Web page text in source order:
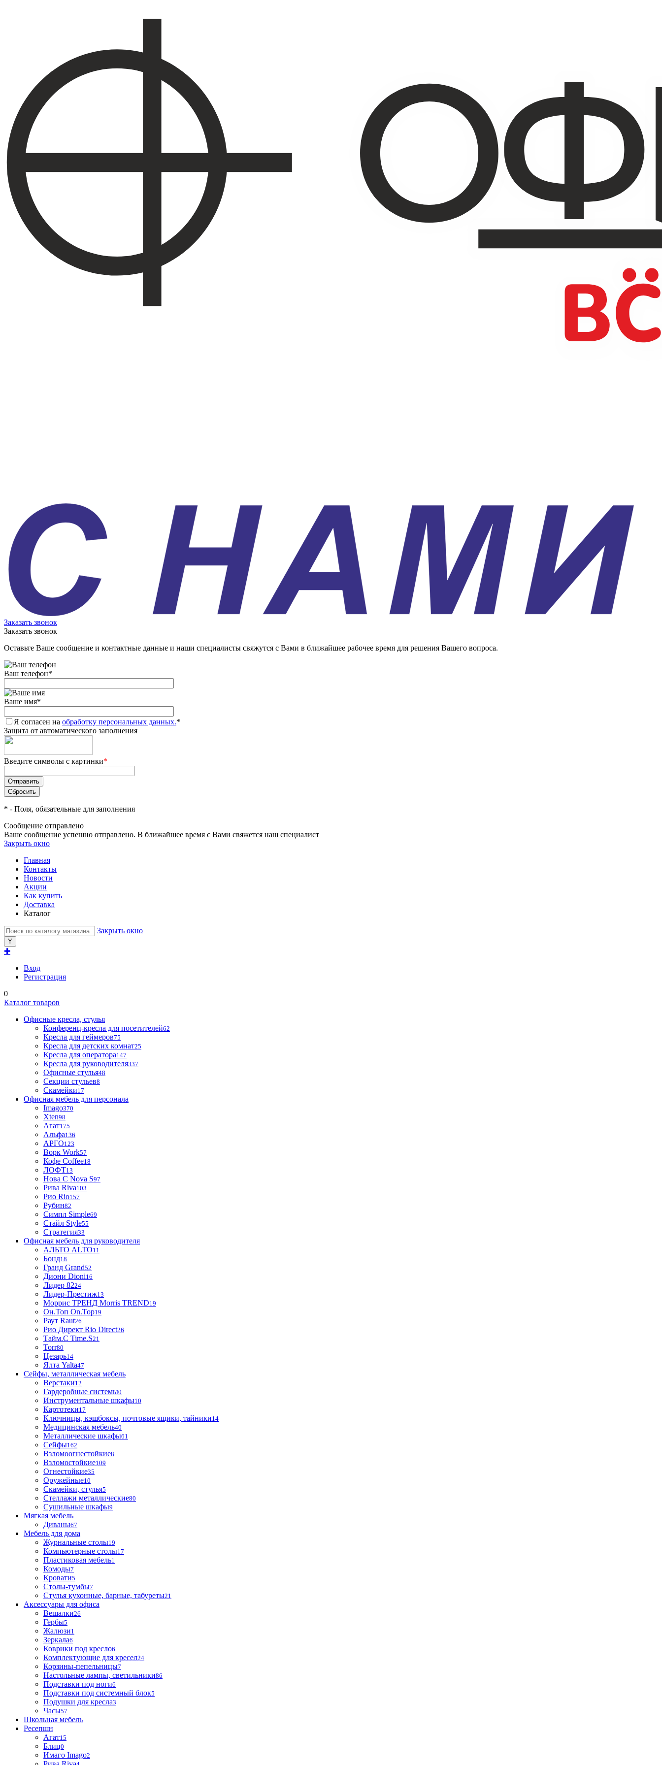
Заказать звонок
Заказать звонок
Оставьте Ваше сообщение и контактные данные и наши специалисты свяжутся с Вами в ближайшее рабочее время для решения Вашего вопроса.
Ваш телефон*
Ваше имя*
Я согласен на обработку персональных данных.*
Защита от автоматического заполнения
Введите символы с картинки*
* - Поля, обязательные для заполнения
Сообщение отправлено
Ваше сообщение успешно отправлено. В ближайшее время с Вами свяжется наш специалист
Закрыть окно
Главная
Контакты
Новости
Акции
Как купить
Доставка
Каталог
Закрыть окно
✚
Вход
Регистрация
0
Каталог товаров
Офисные кресла, стулья
Конференц-кресла для посетителей62
Кресла для геймеров75
Кресла для детских комнат25
Кресла для оператора147
Кресла для руководителя337
Офисные стулья48
Секции стульев8
Скамейки17
Офисная мебель для персонала
Imago370
Xten98
Агат175
Альфа136
АРГО123
Ворк Work57
Кофе Coffee18
ЛОФТ13
Нова С Nova S97
Рива Riva103
Рио Rio157
Рубин82
Симпл Simple69
Стайл Style55
Стратегия33
Офисная мебель для руководителя
АЛЬТО ALTO11
Бонд18
Гранд Grand52
Диони Dioni16
Лидер 8224
Лидер-Престиж13
Моррис ТРЕНД Morris TREND19
Он.Топ On.Top19
Раут Raut26
Рио Директ Rio Direct26
Тайм.С Time.S21
Torr80
Цезарь14
Ялта Yalta47
Сейфы, металлическая мебель
Верстаки12
Гардеробные системы0
Инструментальные шкафы10
Картотеки17
Ключницы, кэшбоксы, почтовые ящики, тайники14
Медицинская мебель40
Металлические шкафы61
Сейфы162
Взломоогнестойкие8
Взломостойкие109
Огнестойкие35
Оружейные10
Скамейки, стулья5
Стеллажи металлические80
Сушильные шкафы9
Мягкая мебель
Диваны67
Мебель для дома
Журнальные столы19
Компьютерные столы17
Пластиковая мебель1
Комоды7
Кровати5
Столы-тумбы7
Стулья кухонные, барные, табуреты21
Аксессуары для офиса
Вешалки26
Гербы5
Жалюзи1
Зеркала6
Коврики под кресло6
Комплектующие для кресел24
Корзины-пепельницы7
Настольные лампы, светильники86
Подставки под ноги6
Подставки под системный блок5
Подушки для кресла3
Часы57
Школьная мебель
Ресепшн
Агат15
Блиц0
Имаго Imago2